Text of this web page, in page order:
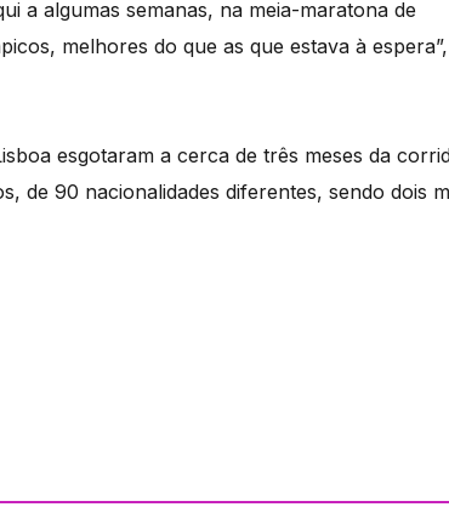
a algumas semanas, na meia-maratona de
melhores do que as que estava à espera”,
esgotaram a cerca de três meses da
de 90 nacionalidades diferentes, sendo dois